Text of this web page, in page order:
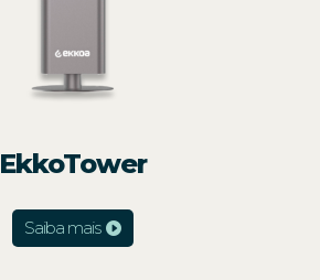
EkkoTower
Saiba mais